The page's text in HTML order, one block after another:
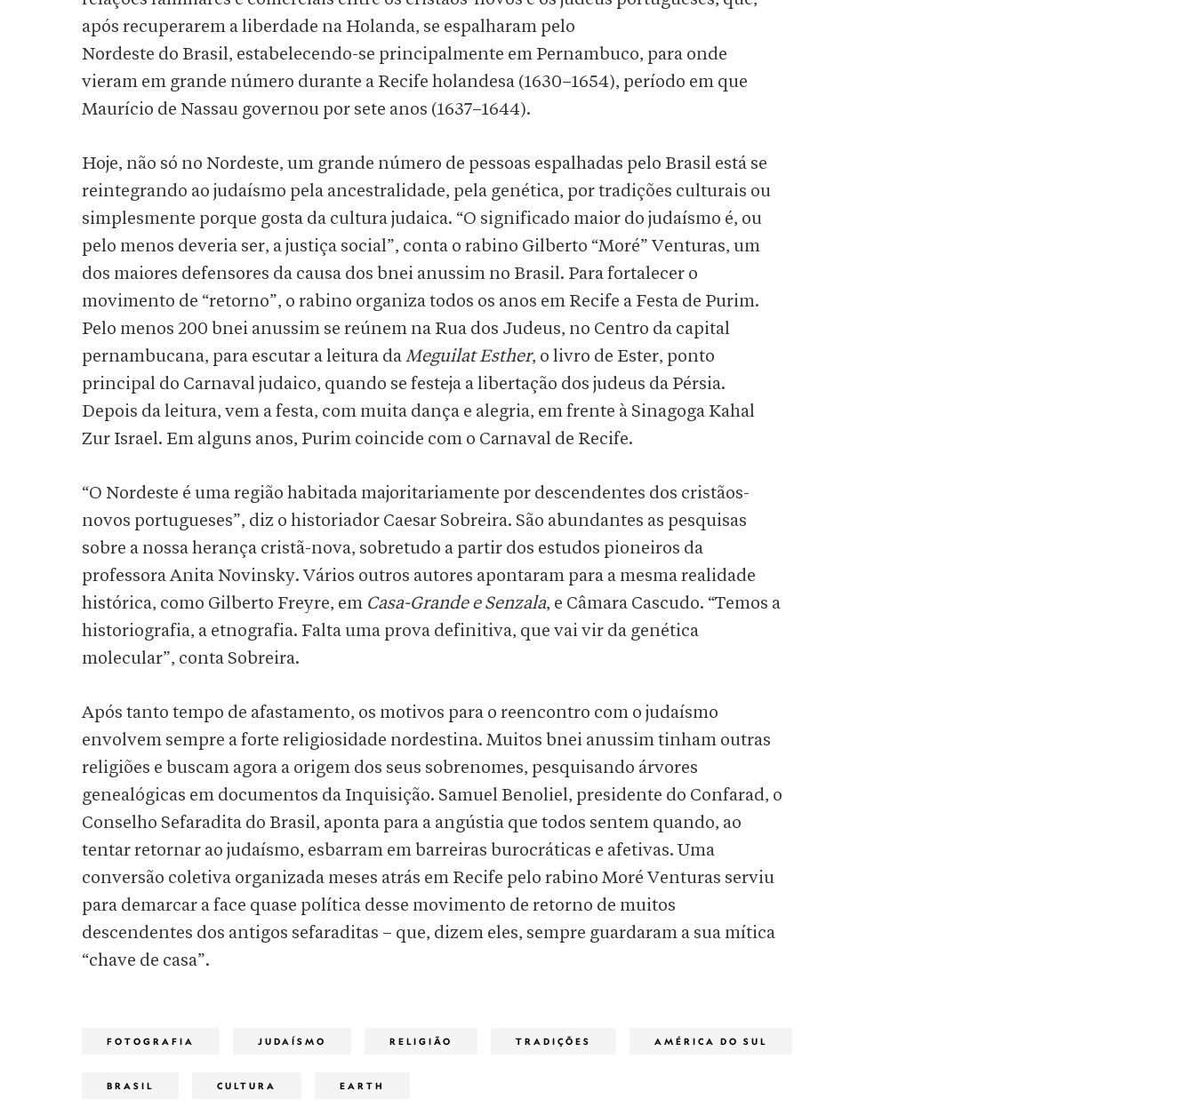
após recuperarem a liberdade na Holanda, se espalharam pelo
Nordeste do Brasil, estabelecendo-se principalmente em Pernambuco, para onde
vieram em grande número durante a Recife holandesa (1630–1654), período em que
Maurício de Nassau governou por sete anos (1637–1644).
Hoje, não só no Nordeste, um grande número de pessoas espalhadas pelo Brasil está se
reintegrando ao judaísmo pela ancestralidade, pela genética, por tradições culturais ou
simplesmente porque gosta da cultura judaica. “O significado maior do judaísmo é, ou
pelo menos deveria ser, a justiça social”, conta o rabino Gilberto “Moré” Venturas, um
dos maiores defensores da causa dos bnei anussim no Brasil. Para fortalecer o
movimento de “retorno”, o rabino organiza todos os anos em Recife a Festa de Purim.
Pelo menos 200 bnei anussim se reúnem na Rua dos Judeus, no Centro da capital
pernambucana, para escutar a leitura daMeguilat Esther, o livro de Ester, ponto
principal do Carnaval judaico, quando se festeja a libertação dos judeus da Pérsia.
Depois da leitura, vem a festa, com muita dança e alegria, em frente à Sinagoga Kahal
Zur Israel. Em alguns anos, Purim coincide com o Carnaval de Recife.
“O Nordeste é uma região habitada majoritariamente por descendentes dos cristãos-
novos portugueses”, diz o historiador Caesar Sobreira. São abundantes as pesquisas
sobre a nossa herança cristã-nova, sobretudo a partir dos estudos pioneiros da
professora Anita Novinsky. Vários outros autores apontaram para a mesma realidade
histórica, como Gilberto Freyre, em Casa-Grande e Senzala, e Câmara Cascudo. “Temos a
historiografia, a etnografia. Falta uma prova definitiva, que vai vir da genética
molecular”, conta Sobreira.
Após tanto tempo de afastamento, os motivos para o reencontro com o judaísmo
envolvem sempre a forte religiosidade nordestina. Muitos bnei anussim tinham outras
religiões e buscam agora a origem dos seus sobrenomes, pesquisando árvores
genealógicas em documentos da Inquisição. Samuel Benoliel, presidente do Confarad, o
Conselho Sefaradita do Brasil, aponta para a angústia que todos sentem quando, ao
tentar retornar ao judaísmo, esbarram em barreiras burocráticas e afetivas. Uma
conversão coletiva organizada meses atrás em Recife pelo rabino Moré Venturas serviu
para demarcar a face quase política desse movimento de retorno de muitos
descendentes dos antigos sefaraditas – que, dizem eles, sempre guardaram a sua mítica
“chave de casa”.
FOTOGRAFIA JUDAÍSMO RELIGIÃO TRADIÇÕES AMÉRICA DO SUL
BRASIL CULTURA EARTH